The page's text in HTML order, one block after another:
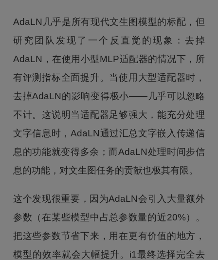
AdaLN几乎是所有现代文生图模型的标配，但
研究团队发现了一个反直觉的现象：去掉
AdaLN，在使用小型MLP适配器的情况下，所
有评测指标全面提升。当使用大型适配器时，
去掉AdaLN的影响变得极小——几乎可以忽略
不计。这说明当适配器足够强大，能充分处理
文字信息时，AdaLN通过汇总文字嵌入传递信
息的功能就变得多余；而AdaLN处理时间步信
息的功能，对文生图任务的贡献也极其有限。
这个发现很重要，因为AdaLN会引入大量额外
参数（在某些模型中占总参数量的近20%）。
把这些参数节省下来，用在更有价值的地方，
模型的效率就会大幅提升。i1最终选择完全去